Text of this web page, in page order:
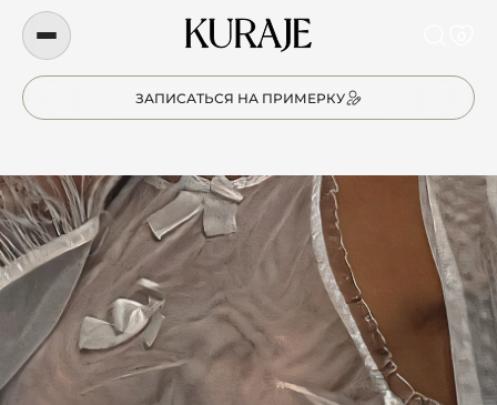
ЗАПИСАТЬСЯ НА ПРИМЕРКУ